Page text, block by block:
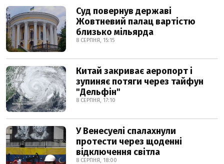
Суд повернув державі
Жовтневий палац вартістю
близько мільярда
8 СЕРПНЯ, 15:15
Китай закриває аеропорт і
зупиняє потяги через тайфун
"Дельфін"
8 СЕРПНЯ, 17:10
У Венесуелі спалахнули
протести через щоденні
відключення світла
8 СЕРПНЯ, 18:00